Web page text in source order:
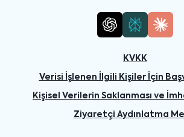
KVKK
Verisi İşlenen İlgili Kişiler İçin
Kişisel Verilerin Saklanması ve
Ziyaretçi Aydınlatma